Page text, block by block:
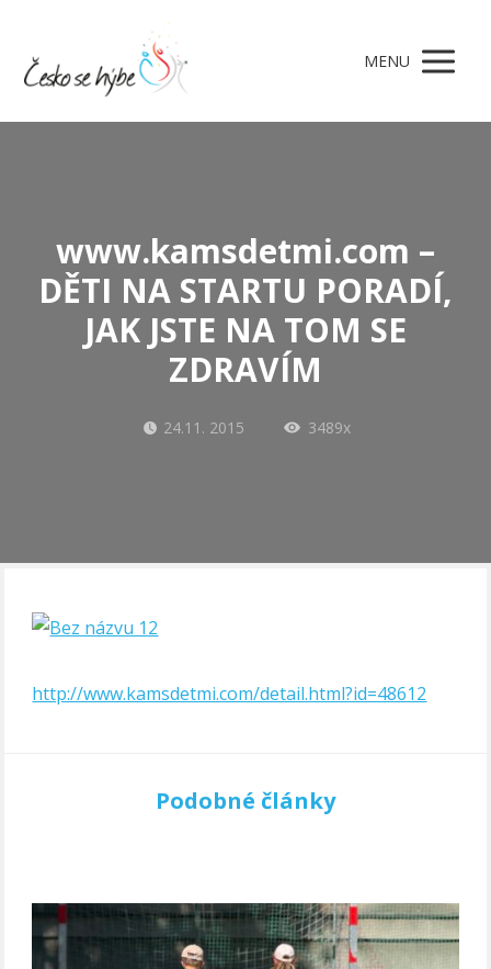
MENU
www.kamsdetmi.com –
DĚTI NA STARTU PORADÍ,
JAK JSTE NA TOM SE
ZDRAVÍM
24.11. 2015 3489x
http://www.kamsdetmi.com/detail.html?id=48612
Podobné články